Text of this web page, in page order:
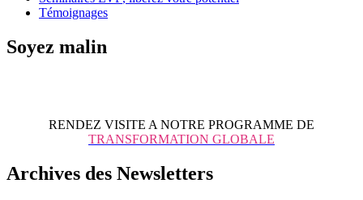
Témoignages
Soyez malin
RENDEZ VISITE A NOTRE PROGRAMME DE
TRANSFORMATION GLOBALE
Archives des Newsletters